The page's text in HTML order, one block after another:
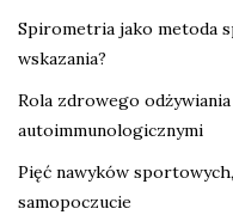
Spirometria jako metoda
wskazania?
Rola zdrowego
autoimmunologicznymi
Pięć nawyków
samopoczucie